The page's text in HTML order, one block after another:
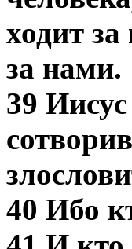
ходит
за нами.
39
40 Ибо